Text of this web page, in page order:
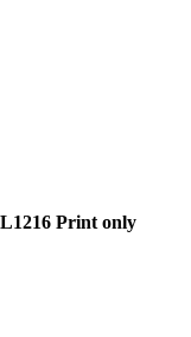
Print only